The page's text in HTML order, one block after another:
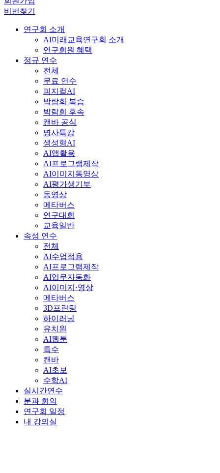
비번찾기
연구회 소개
AI미래교육연구회 소개
연구회원 혜택
정규 연수
전체
무료 연수
피지컬AI
박람회 복습
박람회 후속
캔바 공식
명사특강
생성형AI
AI앱활용
AI프로그램제작
AI이미지동영상
AI평가생기부
동영상
메타버스
연구대회
교육일반
속성 연수
전체
AI수업적용
AI프로그램제작
AI업무자동화
AI이미지·영상
메타버스
3D프린팅
하이러닝
유치원
AI웹툰
특수
캔바
AI초보
수학AI
실시간연수
분과 회의
연구회 일정
내 강의실